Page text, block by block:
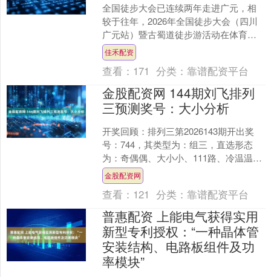
全国徒步大会已连续两年走进广元，相
较于往年，2026年全国徒步大会（四川
广元站）暨古蜀道徒步游活动在体育赛
事与蜀道文化融合方面有哪些创新突
破，在后续工作中如何结....
佳禾配资
查看： 171 分类：靠谱配资平台
金股配资网 144期刘飞排列
三预测奖号：大小分析
开奖回顾：排列三第2026143期开出奖
号：744，其类型为：组三，直选形态
为：奇偶偶、大小小、111路、冷温温、
质合合。 排列三第2026143期开出组选
号码....
金股配资网
查看： 121 分类：靠谱配资平台
普惠配资 上能电气获得实用
新型专利授权：“一种晶体管
安装结构、电路板组件及功
率模块”